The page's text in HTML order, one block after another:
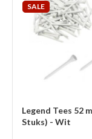
SALE
Legend Tees 52
Stuks) - Wit